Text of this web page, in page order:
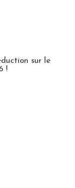
sur le
!